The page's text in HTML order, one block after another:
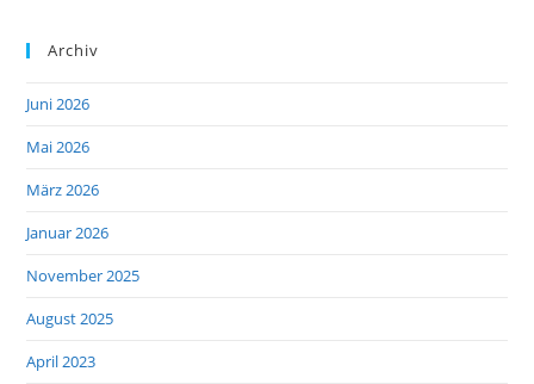
Archiv
Juni 2026
Mai 2026
März 2026
Januar 2026
November 2025
August 2025
April 2023